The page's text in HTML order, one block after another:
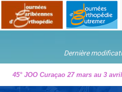
Dernière
45° JOO Curaçao 27 mars au 3